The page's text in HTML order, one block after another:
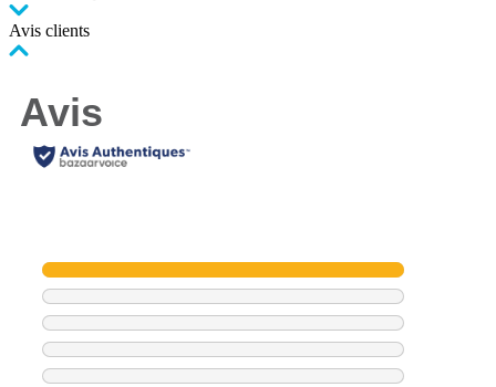
Avis clients